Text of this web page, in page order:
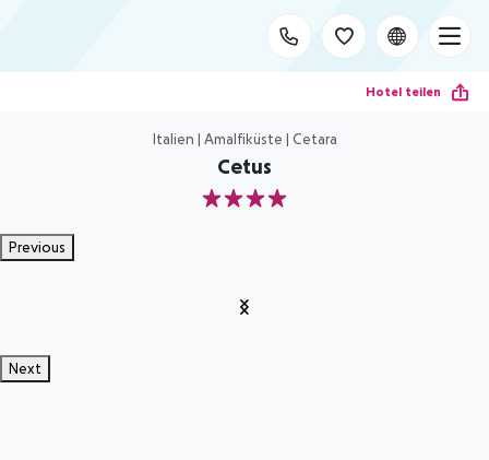
Hotel teilen
Italien | Amalfiküste | Cetara
Cetus
4
Previous
Next